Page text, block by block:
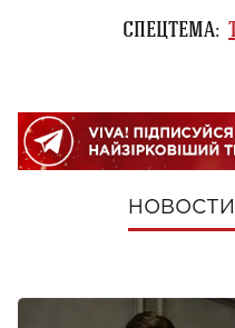
СПЕЦТЕМА: